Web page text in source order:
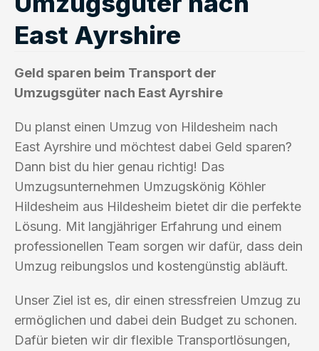
East Ayrshire
Geld sparen beim Transport der
Umzugsgüter nach East Ayrshire
Du planst einen Umzug von Hildesheim nach
East Ayrshire und möchtest dabei Geld sparen?
Dann bist du hier genau richtig! Das
Umzugsunternehmen Umzugskönig Köhler
Hildesheim aus Hildesheim bietet dir die perfekte
Lösung. Mit langjähriger Erfahrung und einem
professionellen Team sorgen wir dafür, dass dein
Umzug reibungslos und kostengünstig abläuft.
Unser Ziel ist es, dir einen stressfreien Umzug zu
ermöglichen und dabei dein Budget zu schonen.
Dafür bieten wir dir flexible Transportlösungen,